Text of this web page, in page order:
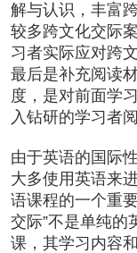
解与认识，丰富
较多跨文化交际
习者实际应对跨
最后是补充阅读
度，是对前面学
入钻研的学习者阅
由于英语的国际
大多使用英语来
语课程的一个重
交际”不是单纯的
课，其学习内容